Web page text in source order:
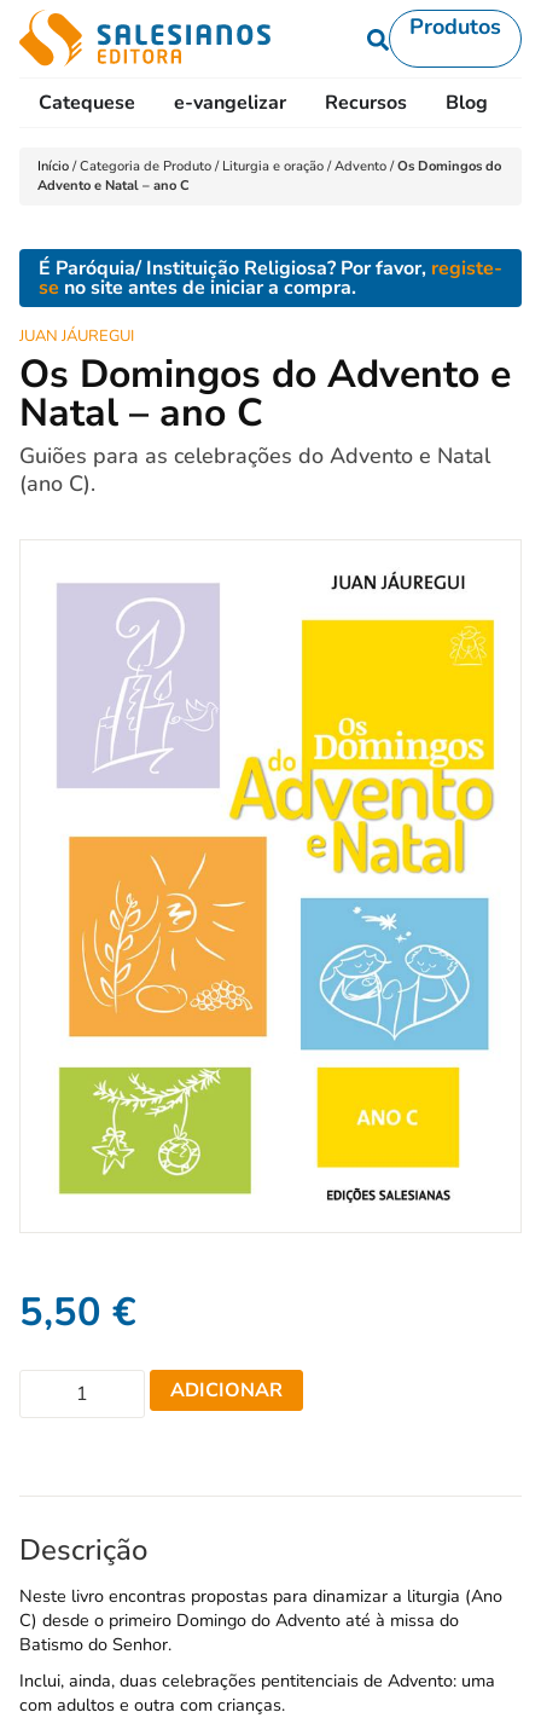
Produtos
Catequese e-vangelizar Recursos Blog
Início /Categoria de Produto / Liturgia e oração /Advento /Os Domingos do
Advento e Natal – ano C
É Paróquia/ Instituição Religiosa? Por favor, registe-
se no site antes de iniciar a compra.
JUAN JÁUREGUI
Os Domingos do Advento e
Natal – ano C
Guiões para as celebrações do Advento e Natal
(ano C).
5,50 €
ADICIONAR
Descrição
Neste livro encontras propostas para dinamizar a liturgia (Ano
C) desde o primeiro Domingo do Advento até à missa do
Batismo do Senhor.
Inclui, ainda, duas celebrações pentitenciais de Advento: uma
com adultos e outra com crianças.